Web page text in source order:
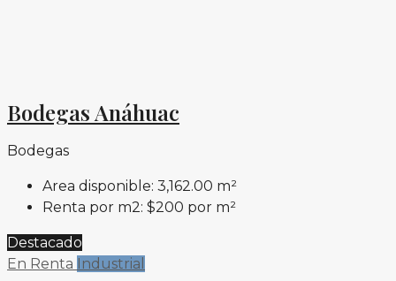
Bodegas Anáhuac
Bodegas
Area disponible: 3,162.00 m²
Renta por m2: $200 por m²
Destacado
En Renta Industrial